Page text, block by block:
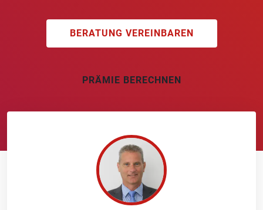
BERATUNG VEREINBAREN
PRÄMIE BERECHNEN